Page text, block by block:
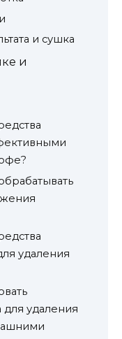
и сушка
и
удаления
удаления